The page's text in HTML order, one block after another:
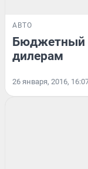
АВТО
Бюджетный
дилерам
26 января, 2016,